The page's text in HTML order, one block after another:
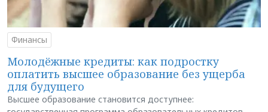
Финансы
Молодёжные кредиты: как подростку
оплатить высшее образование без ущерба
для будущего
Высшее образование становится доступнее: